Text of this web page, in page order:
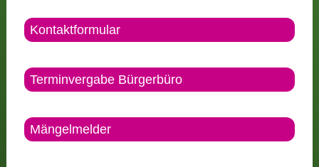
Kontaktformular
Terminvergabe Bürgerbüro
Mängelmelder